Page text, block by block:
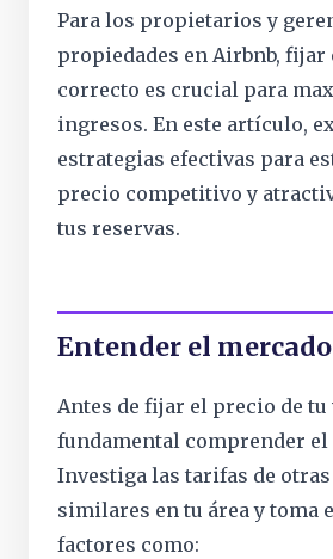
Para los propietarios y
propiedades en Airbnb, fijar
correcto es crucial para
ingresos. En este artículo,
estrategias efectivas para
precio competitivo y
tus reservas.
Entender el
Antes de fijar el precio de tu
fundamental comprender el
Investiga las tarifas de
similares en tu área y toma
factores como: